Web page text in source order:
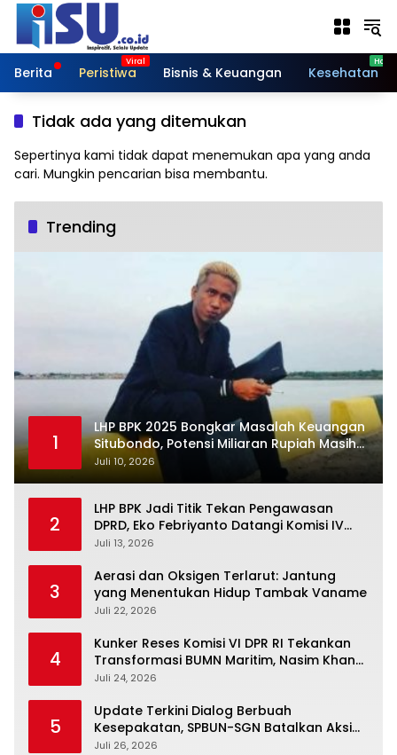
Langsung
konten
Berita
Peristiwa Bisnis & Keuangan Kesehatan
Tidak ada yang ditemukan
Sepertinya kami tidak dapat menemukan apa yang anda
cari. Mungkin pencarian bisa membantu.
Trending
1
LHP BPK 2025 Bongkar Masalah Keuangan
Situbondo, Potensi Miliaran Rupiah Masih
Belum Terkelola
Juli 10, 2026
2
LHP BPK Jadi Titik Tekan Pengawasan
DPRD, Eko Febriyanto Datangi Komisi IV
dan Ajak Dewan Kembali Berpijak pada
Juli 13, 2026
3
Aerasi dan Oksigen Terlarut: Jantung
yang Menentukan Hidup Tambak Vaname
Juli 22, 2026
4
Kunker Reses Komisi VI DPR RI Tekankan
Transformasi BUMN Maritim, Nasim Khan
Kawal Penguatan Sektor Laut
Juli 24, 2026
5
Update Terkini Dialog Berbuah
Kesepakatan, SPBUN-SGN Batalkan Aksi
Nasional Setelah Holding Penuhi Sejumlah
Juli 26, 2026